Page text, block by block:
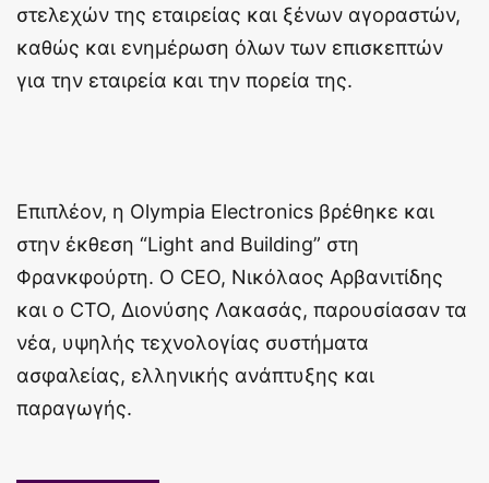
στελεχών της εταιρείας και ξένων αγοραστών,
καθώς και ενημέρωση όλων των επισκεπτών
για την εταιρεία και την πορεία της.
Επιπλέον, η Olympia Electronics βρέθηκε και
στην έκθεση “Light and Building” στη
Φρανκφούρτη. Ο CEO, Νικόλαος Αρβανιτίδης
και ο CTO, Διονύσης Λακασάς, παρουσίασαν τα
νέα, υψηλής τεχνολογίας συστήματα
ασφαλείας, ελληνικής ανάπτυξης και
παραγωγής.